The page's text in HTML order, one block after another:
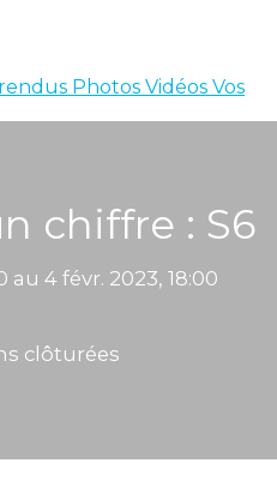
Photos Vidéos Vos
chiffre : S6
au 4 févr. 2023, 18:00
clôturées